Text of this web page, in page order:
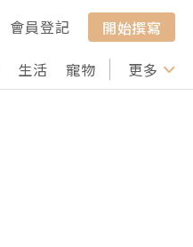
會員登記
開始撰寫
生活 寵物 行山 打卡
更多